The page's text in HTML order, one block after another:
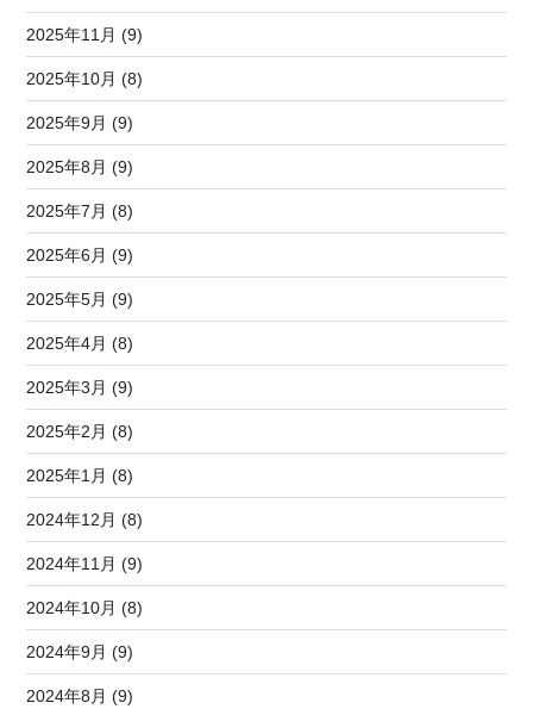
2025年11月 (9)
2025年10月 (8)
2025年9月 (9)
2025年8月 (9)
2025年7月 (8)
2025年6月 (9)
2025年5月 (9)
2025年4月 (8)
2025年3月 (9)
2025年2月 (8)
2025年1月 (8)
2024年12月 (8)
2024年11月 (9)
2024年10月 (8)
2024年9月 (9)
2024年8月 (9)